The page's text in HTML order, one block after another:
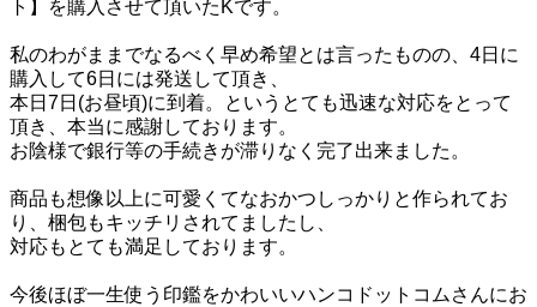
ト】を購入させて頂いたKです。
私のわがままでなるべく早め希望とは言ったものの、4日に
購入して6日には発送して頂き、
本日7日(お昼頃)に到着。というとても迅速な対応をとって
頂き、本当に感謝しております。
お陰様で銀行等の手続きが滞りなく完了出来ました。
商品も想像以上に可愛くてなおかつしっかりと作られてお
り、梱包もキッチリされてましたし、
対応もとても満足しております。
今後ほぼ一生使う印鑑をかわいいハンコドットコムさんにお